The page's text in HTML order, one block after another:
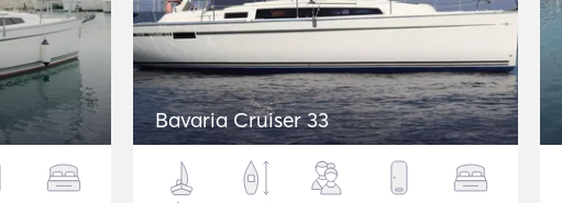
Bavaria Cruiser 33